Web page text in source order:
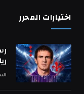
اختيارات المحرر
السبت